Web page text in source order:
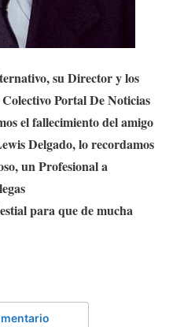
su Director y los
Portal De Noticias
el fallecimiento del amigo
Delgado, lo recordamos
un Profesional a
para que de mucha